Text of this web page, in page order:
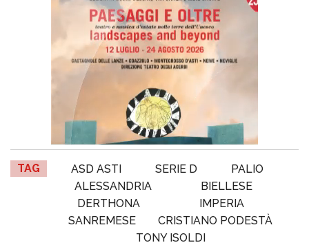
TAG ASD ASTI SERIE D
PALIO
ALESSANDRIA
BIELLESE
DERTHONA
IMPERIA
SANREMESE
CRISTIANO PODESTÀ
TONY ISOLDI